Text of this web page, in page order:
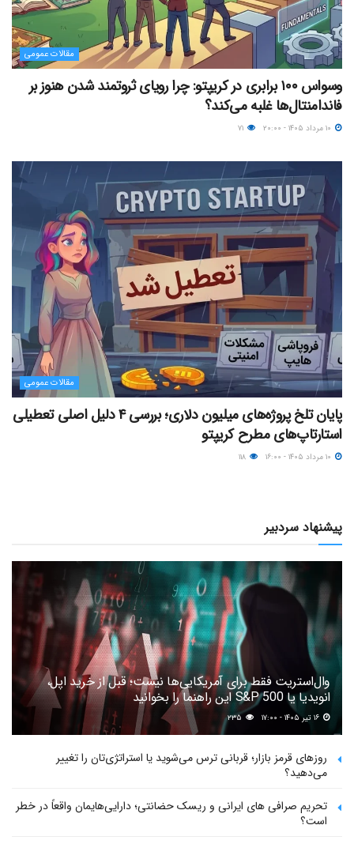
مقالات عمومی
وسواس ۱۰۰ برابری در کریپتو: چرا رویای ثروتمند شدن هنوز بر
فاندامنتال‌ها غلبه می‌کند؟
مقالات عمومی
پایان تلخ پروژه‌های میلیون دلاری؛ بررسی ۴ دلیل اصلی تعطیلی
استارتاپ‌های مطرح کریپتو
پیشنهاد سردبیر
وال‌استریت فقط برای آمریکایی‌ها نیست؛ قبل از خرید اپل،
انویدیا یا S&P 500 این راهنما را بخوانید
۲۳۵
روزهای قرمز بازار؛ قربانی ترس می‌شوید یا استراتژی‌تان را تغییر
می‌دهید؟
تحریم صرافی های ایرانی و ریسک حضانتی؛ دارایی‌هایمان واقعاً در خطر
است؟